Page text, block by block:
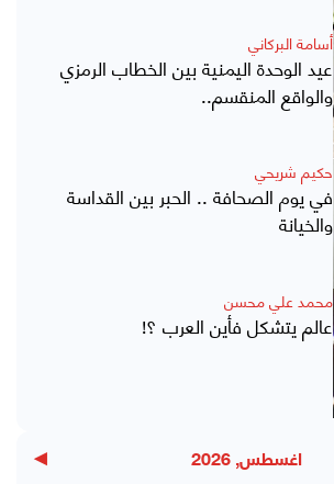
أسامة البركاني
عيد الوحدة اليمنية بين الخطاب الرمزي
والواقع المنقسم..
حكيم شريحي
في يوم الصحافة .. الحبر بين القداسة
والخيانة
محمد علي محسن
عالم يتشكل فأين العرب ؟!
اغسطس, 2026 ▶